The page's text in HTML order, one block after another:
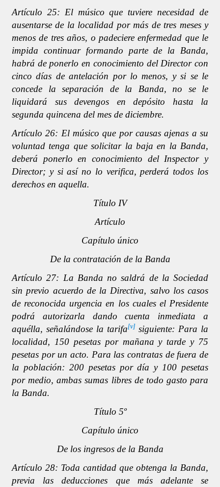
Artículo 25: El músico que tuviere necesidad de
ausentarse de la localidad por más de tres meses y
menos de tres años, o padeciere enfermedad que le
impida continuar formando parte de la Banda,
habrá de ponerlo en conocimiento del Director con
cinco días de antelación por lo menos, y si se le
concede la separación de la Banda, no se le
liquidará sus devengos en depósito hasta la
segunda quincena del mes de diciembre.
Artículo 26: El músico que por causas ajenas a su
voluntad tenga que solicitar la baja en la Banda,
deberá ponerlo en conocimiento del Inspector y
Director; y si así no lo verifica, perderá todos los
derechos en aquella.
Título IV
Artículo
Capítulo único
De la contratación de la Banda
Artículo 27: La Banda no saldrá de la Sociedad
sin previo acuerdo de la Directiva, salvo los casos
de reconocida urgencia en los cuales el Presidente
podrá autorizarla dando cuenta inmediata a
aquélla, señalándose la tarifa[v] siguiente: Para la
localidad, 150 pesetas por mañana y tarde y 75
pesetas por un acto. Para las contratas de fuera de
la población: 200 pesetas por día y 100 pesetas
por medio, ambas sumas libres de todo gasto para
la Banda.
Título 5º
Capítulo único
De los ingresos de la Banda
Artículo 28: Toda cantidad que obtenga la Banda,
previa las deducciones que más adelante se